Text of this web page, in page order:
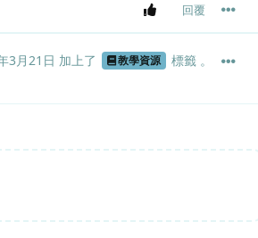
回覆
3月21日 加上了 教學資源 標籤。